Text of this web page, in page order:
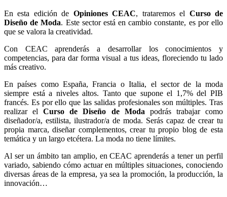
En esta edición de Opiniones CEAC, trataremos el Curso de
Diseño de Moda. Este sector está en cambio constante, es por ello
que se valora la creatividad.
Con CEAC aprenderás a desarrollar los conocimientos y
competencias, para dar forma visual a tus ideas, floreciendo tu lado
más creativo.
En países como España, Francia o Italia, el sector de la moda
siempre está a niveles altos. Tanto que supone el 1,7% del PIB
francés. Es por ello que las salidas profesionales son múltiples. Tras
realizar elCurso de Diseño de Moda podrás trabajar como
diseñador/a, estilista, ilustrador/a de moda. Serás capaz de crear tu
propia marca, diseñar complementos, crear tu propio blog de esta
temática y un largo etcétera. La moda no tiene límites.
Al ser un ámbito tan amplio, en CEAC aprenderás a tener un perfil
variado, sabiendo cómo actuar en múltiples situaciones, conociendo
diversas áreas de la empresa, ya sea la promoción, la producción, la
innovación…